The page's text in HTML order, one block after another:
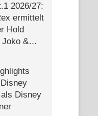
2026/​27:
ermittelt
Hold
&
Disney